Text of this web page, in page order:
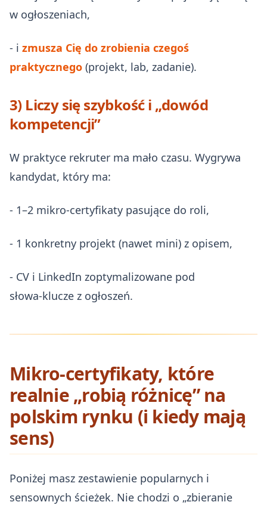
w ogłoszeniach,
- i zmusza Cię do zrobienia czegoś
praktycznego (projekt, lab, zadanie).
3) Liczy się szybkość i „dowód
kompetencji”
W praktyce rekruter ma mało czasu. Wygrywa
kandydat, który ma:
- 1–2 mikro‑certyfikaty pasujące do roli,
- 1 konkretny projekt (nawet mini) z opisem,
- CV i LinkedIn zoptymalizowane pod
słowa‑klucze z ogłoszeń.
Mikro‑certyfikaty, które
realnie „robią różnicę” na
polskim rynku (i kiedy mają
sens)
Poniżej masz zestawienie popularnych i
sensownych ścieżek. Nie chodzi o „zbieranie